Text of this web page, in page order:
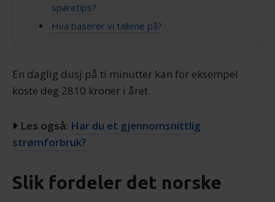
sparetips?
Hva baserer vi tallene på?
En daglig dusj på ti minutter kan for eksempel
koste deg 2810 kroner i året.
Les også: Har du et gjennomsnittlig
strømforbruk?
Slik fordeler det norske